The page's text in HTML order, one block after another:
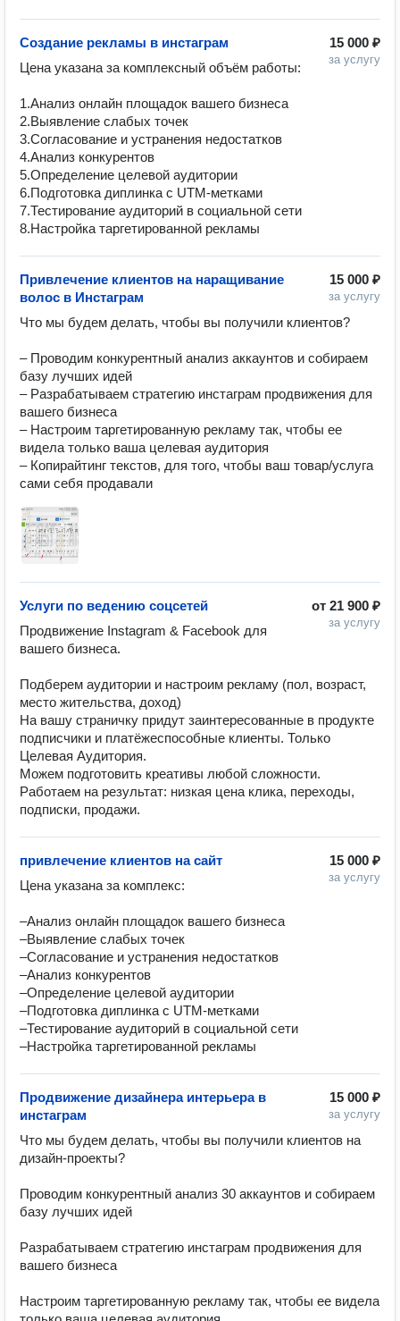
15 000 ₽
за услугу
Создание рекламы в инстаграм
Цена указана за комплексный объём работы:
1.Анализ онлайн площадок вашего бизнеса
2.Выявление слабых точек
3.Согласование и устранения недостатков
4.Анализ конкурентов
5.Определение целевой аудитории
6.Подготовка диплинка с UTM-метками
7.Тестирование аудиторий в социальной сети
8.Настройка таргетированной рекламы
15 000 ₽
за услугу
Привлечение клиентов на наращивание
волос в Инстаграм
Что мы будем делать, чтобы вы получили клиентов?
– Проводим конкурентный анализ аккаунтов и собираем
базу лучших идей
– Разрабатываем стратегию инстаграм продвижения для
вашего бизнеса
– Настроим таргетированную рекламу так, чтобы ее
видела только ваша целевая аудитория
– Копирайтинг текстов, для того, чтобы ваш товар/услуга
сами себя продавали
от 21 900 ₽
за услугу
Услуги по ведению соцсетей
Продвижение Instagram & Facebook для
вашего бизнеса.
Подберем аудитории и настроим рекламу (пол, возраст,
место жительства, доход)
На вашу страничку придут заинтересованные в продукте
подписчики и платёжеспособные клиенты. Только
Целевая Аудитория.
Можем подготовить креативы любой сложности.
Работаем на результат: низкая цена клика, переходы,
подписки, продажи.
15 000 ₽
за услугу
привлечение клиентов на сайт
Цена указана за комплекс:
–Анализ онлайн площадок вашего бизнеса
–Выявление слабых точек
–Согласование и устранения недостатков
–Анализ конкурентов
–Определение целевой аудитории
–Подготовка диплинка с UTM-метками
–Тестирование аудиторий в социальной сети
–Настройка таргетированной рекламы
15 000 ₽
за услугу
Продвижение дизайнера интерьера в
инстаграм
Что мы будем делать, чтобы вы получили клиентов на
дизайн-проекты?
Проводим конкурентный анализ 30 аккаунтов и собираем
базу лучших идей
Разрабатываем стратегию инстаграм продвижения для
вашего бизнеса
Настроим таргетированную рекламу так, чтобы ее видела